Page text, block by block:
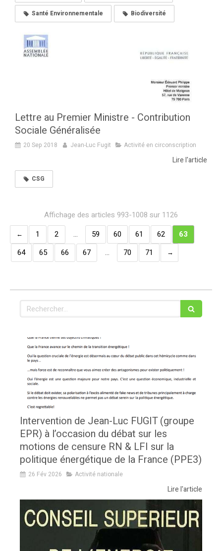
Santé Environnementale Biodiversité
Lettre au Premier Ministre - Contribution
Sociale Généralisée
20 Sep 2018 Jean-Luc Fugit Activité en circonscription
Lire l'article
CSG
Affichage des articles 993-1008 sur 1126
1
2 … 59 60 61 62
63
64
65 66 67 … 70 71
Rechercher
Intervention de Jean-Luc FUGIT (groupe
EPR) à l’occasion du débat sur les
motions de censure RN & LFI sur la
politique énergétique de la France (PPE3)
26 Fév 2026 Activité nationale
Lire l'article